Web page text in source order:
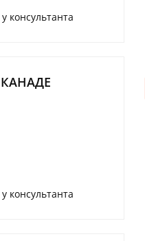
консультанта
КАНАДЕ
консультанта